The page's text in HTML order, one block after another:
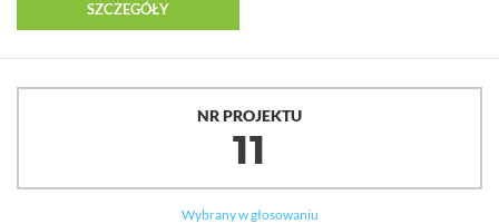
SZCZEGÓŁY
NR PROJEKTU
11
Wybrany w głosowaniu